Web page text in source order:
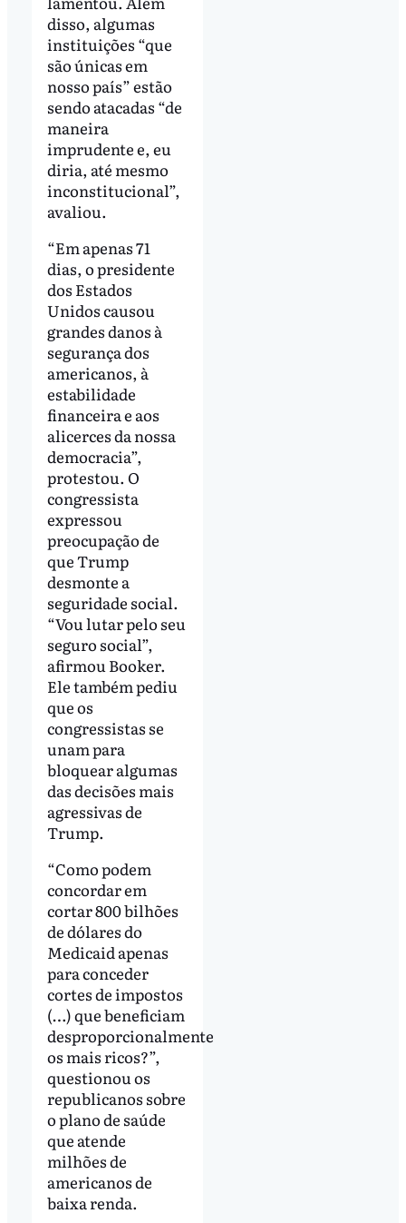
disso, algumas
instituições “que
são únicas em
nosso país” estão
sendo atacadas “de
maneira
imprudente e, eu
diria, até mesmo
inconstitucional”,
avaliou.
“Em apenas 71
dias, o presidente
dos Estados
Unidos causou
grandes danos à
segurança dos
americanos, à
estabilidade
financeira e aos
alicerces da nossa
democracia”,
protestou. O
congressista
expressou
preocupação de
que Trump
desmonte a
seguridade social.
“Vou lutar pelo seu
seguro social”,
afirmou Booker.
Ele também pediu
que os
congressistas se
unam para
bloquear algumas
das decisões mais
agressivas de
Trump.
“Como podem
concordar em
cortar 800 bilhões
de dólares do
Medicaid apenas
para conceder
cortes de impostos
(…) que beneficiam
desproporcionalmente
os mais ricos?”,
questionou os
republicanos sobre
o plano de saúde
que atende
milhões de
americanos de
baixa renda.